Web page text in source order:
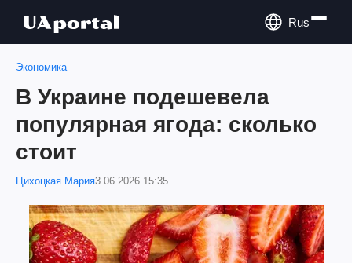
Rus
Экономика
В Украине подешевела
популярная ягода: сколько
стоит
Цихоцкая Мария3.06.2026 15:35